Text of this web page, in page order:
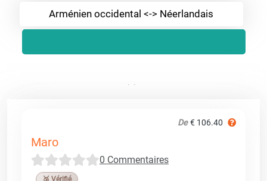
Arménien occidental <-> Néerlandais
De € 106.40
Maro
0 Commentaires
🥉 Vérifié